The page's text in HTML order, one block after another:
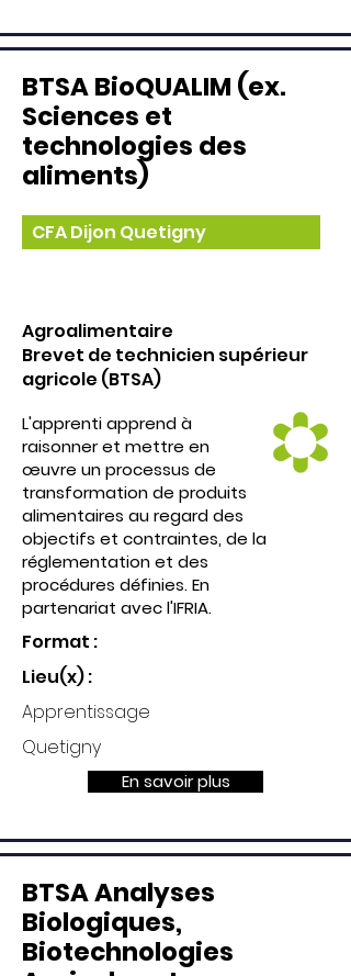
BTSA BioQUALIM (ex.
Sciences et
technologies des
aliments)
CFA Dijon Quetigny
Agroalimentaire
Brevet de technicien supérieur
agricole (BTSA)
L'apprenti apprend à
raisonner et mettre en
œuvre un processus de
transformation de produits
alimentaires au regard des
objectifs et contraintes, de la
réglementation et des
procédures définies. En
partenariat avec l'IFRIA.
Format :
Lieu(x) :
Apprentissage
Quetigny
En savoir plus
BTSA Analyses
Biologiques,
Biotechnologies